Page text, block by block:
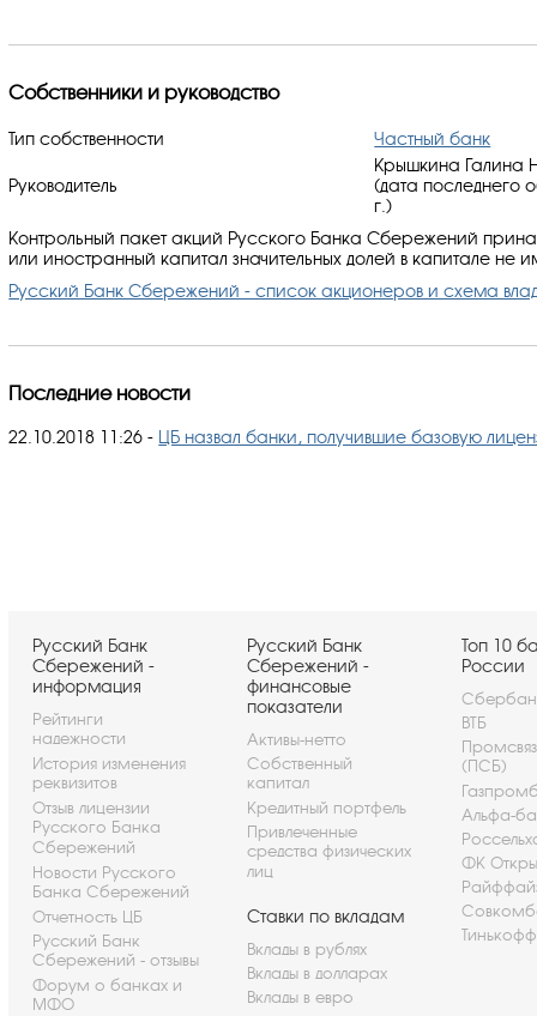
Собственники и руководство
Тип собственности Частный банк
Руководитель
Крышкина Галина
(дата последнего
г.)
Контрольный пакет акций Русского Банка Сбережений
или иностранный капитал значительных долей в капитале не
Русский Банк Сбережений - список акционеров и схема
Последние новости
22.10.2018 11:26- ЦБ назвал банки, получившие базовую
Русский Банк
Сбережений -
информация
Рейтинги
надежности
История изменения
реквизитов
Отзыв лицензии
Русского Банка
Сбережений
Новости Русского
Банка Сбережений
Отчетность ЦБ
Русский Банк
Сбережений - отзывы
Форум о банках и
МФО
Русский Банк
Сбережений -
финансовые
показатели
Активы-нетто
Собственный
капитал
Кредитный портфель
Привлеченные
средства физических
лиц
Ставки по вкладам
Вклады в рублях
Вклады в долларах
Вклады в евро
Топ 10
России
ВТБ
(ПСБ)
Альфа-
ФК